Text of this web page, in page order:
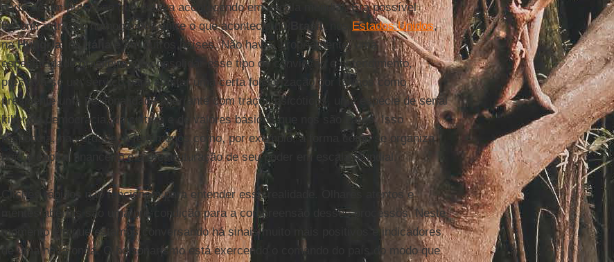
parte de um processo que estava acontecendo em escala mundial. Era possível
encontrar traços homogêneos entre o que acontecia noBrasil, nos Estados Unidos,
naHungria, naItália
e em outros países. Não havia, propriamente, uma
especificidade brasileira. Ao consolidar esse tipo de convicção e entendimento,
prestava-se um serviço para afastar uma certa folclorização por termos como
presidente uma personalidade aberrante com traços psicóticos, uma espécie de serial
killer da democracia, da cultura e de valores básicos que nos são caros. Isso
respondia, na verdade, a fenômenos como, por exemplo, a forma como se organiza
hoje o capital financeiro e a reestruturação de seu poder em escala mundial.
Clichês rápidos não funcionam para entender essa realidade. Olhares atentos e
mentes abertas são uma pré-condição para a compreensão desses processos. Neste
momento em que estamos conversando há sinais muito mais positivos e indicadores
de uma nova onda. O bolsonarismo está exercendo o comando do país do modo que